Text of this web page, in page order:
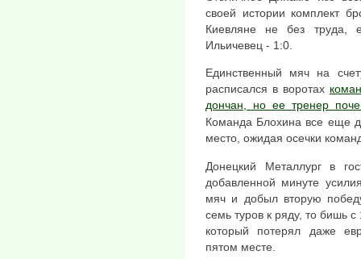
своей истории комплект
Киевляне не без труда,
Ильичевец - 1:0.
Единственный мяч на
расписался в воротах
дончан, но ее тренер
Команда Блохина все еще
место, ожидая осечки
Донецкий Металлург в
добавленной минуте
мяч и добыл вторую
семь туров к ряду, то бишь
который потерял даже
пятом месте.